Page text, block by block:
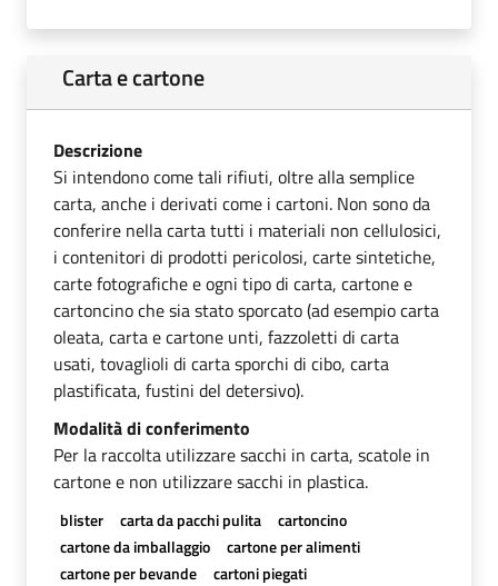
Carta e cartone
Descrizione
Si intendono come tali rifiuti, oltre alla semplice
carta, anche i derivati come i cartoni. Non sono da
conferire nella carta tutti i materiali non cellulosici,
i contenitori di prodotti pericolosi, carte sintetiche,
carte fotografiche e ogni tipo di carta, cartone e
cartoncino che sia stato sporcato (ad esempio carta
oleata, carta e cartone unti, fazzoletti di carta
usati, tovaglioli di carta sporchi di cibo, carta
plastificata, fustini del detersivo).
Modalità di conferimento
Per la raccolta utilizzare sacchi in carta, scatole in
cartone e non utilizzare sacchi in plastica.
blister carta da pacchi pulita
cartoncino
cartone da imballaggio
cartone per alimenti
cartone per bevande
cartoni piegati